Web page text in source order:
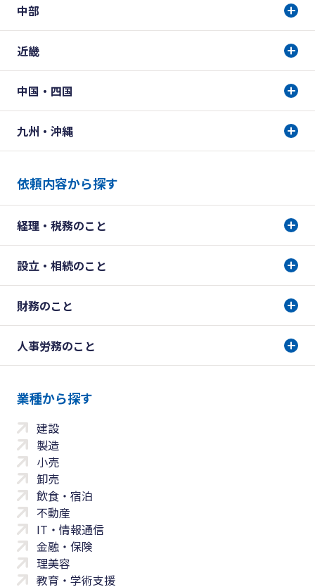
中部
近畿
中国・四国
九州・沖縄
依頼内容から探す
経理・税務のこと
設立・相続のこと
財務のこと
人事労務のこと
業種から探す
建設
製造
小売
卸売
飲食・宿泊
不動産
IT・情報通信
金融・保険
理美容
教育・学術支援